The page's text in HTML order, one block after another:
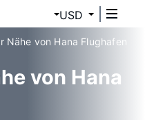
USD
Nähe von Hana Flughafen
von Hana